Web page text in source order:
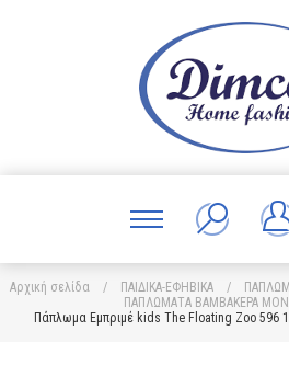
Αρχική σελίδα / ΠΑΙΔΙΚΑ-ΕΦΗΒΙΚΑ /
ΠΑΠΛΩΜΑΤΑ ΒΑΜΒΑΚΕΡΑ
Πάπλωμα Εμπριμέ kids The Floating Zoo 596